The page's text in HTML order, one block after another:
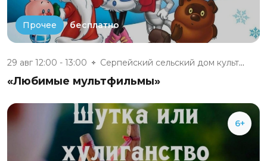
Прочее бесплатно
29 авг 12:00 - 13:00 Серпейский сельский дом культу...
«Любимые мультфильмы»
6+